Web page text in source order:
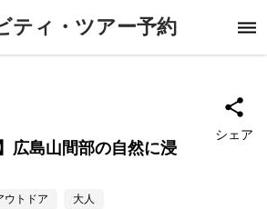
ティ・ツアー予約
広島山間部の自然に浸
シェア
ウトドア 大人